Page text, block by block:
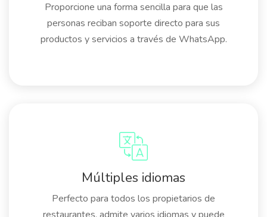
Proporcione una forma sencilla para que las
personas reciban soporte directo para sus
productos y servicios a través de WhatsApp.
Múltiples idiomas
Perfecto para todos los propietarios de